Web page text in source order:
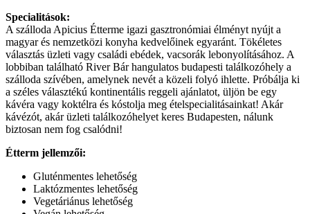
Specialitások:
A szálloda Apicius Étterme igazi gasztronómiai élményt nyújt a
magyar és nemzetközi konyha kedvelőinek egyaránt. Tökéletes
választás üzleti vagy családi ebédek, vacsorák lebonyolításához. A
lobbiban található River Bár hangulatos budapesti találkozóhely a
szálloda szívében, amelynek nevét a közeli folyó ihlette. Próbálja ki
a széles választékú kontinentális reggeli ajánlatot, üljön be egy
kávéra vagy koktélra és kóstolja meg ételspecialitásainkat! Akár
kávézót, akár üzleti találkozóhelyet keres Budapesten, nálunk
biztosan nem fog csalódni!
Étterm jellemzői:
Gluténmentes lehetőség
Laktózmentes lehetőség
Vegetáriánus lehetőség